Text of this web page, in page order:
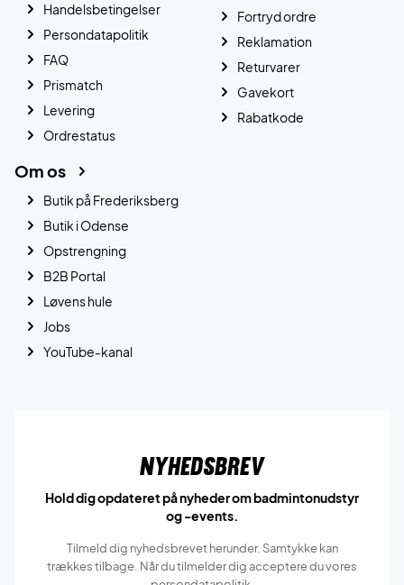
Handelsbetingelser
Persondatapolitik
FAQ
Prismatch
Levering
Ordrestatus
Fortryd ordre
Reklamation
Returvarer
Gavekort
Rabatkode
Om os
Butik på Frederiksberg
Butik i Odense
Opstrengning
B2B Portal
Løvens hule
Jobs
YouTube-kanal
Nyhedsbrev
Hold dig opdateret på nyheder om badmintonudstyr
og -events.
Tilmeld dig nyhedsbrevet herunder. Samtykke kan
trækkes tilbage. Når du tilmelder dig acceptere du vores